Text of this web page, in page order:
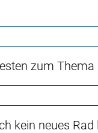
zum Thema
kein neues